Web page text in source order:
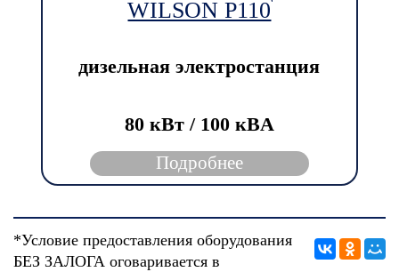
WILSON P110
дизельная электростанция
80 кВт / 100 кBА
Подробнее
*Условие предоставления оборудования
БЕЗ ЗАЛОГА оговаривается в